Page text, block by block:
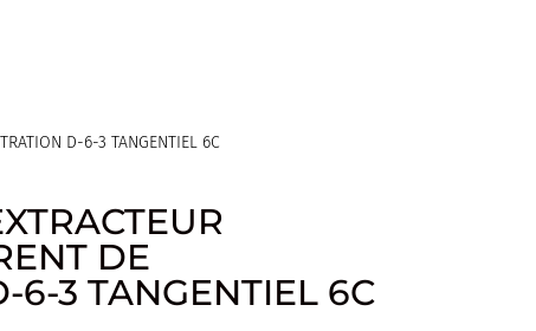
D-6-3 TANGENTIEL 6C
DE
6-3 TANGENTIEL 6C